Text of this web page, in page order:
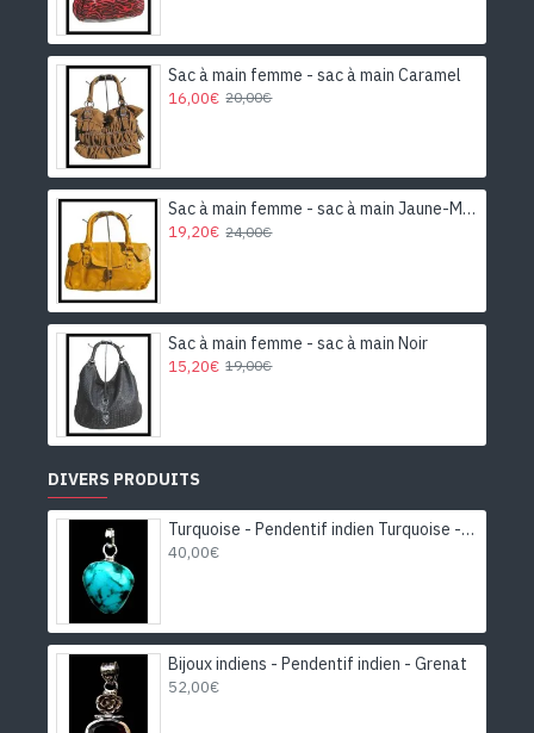
Sac à main femme - sac à main Caramel
16,00€ 20,00€
Sac à main femme - sac à main Jaune-Moutarde
19,20€ 24,00€
Sac à main femme - sac à main Noir
15,20€ 19,00€
DIVERS PRODUITS
Turquoise - Pendentif indien Turquoise - Bijoux Inde
40,00€
Bijoux indiens - Pendentif indien - Grenat
52,00€